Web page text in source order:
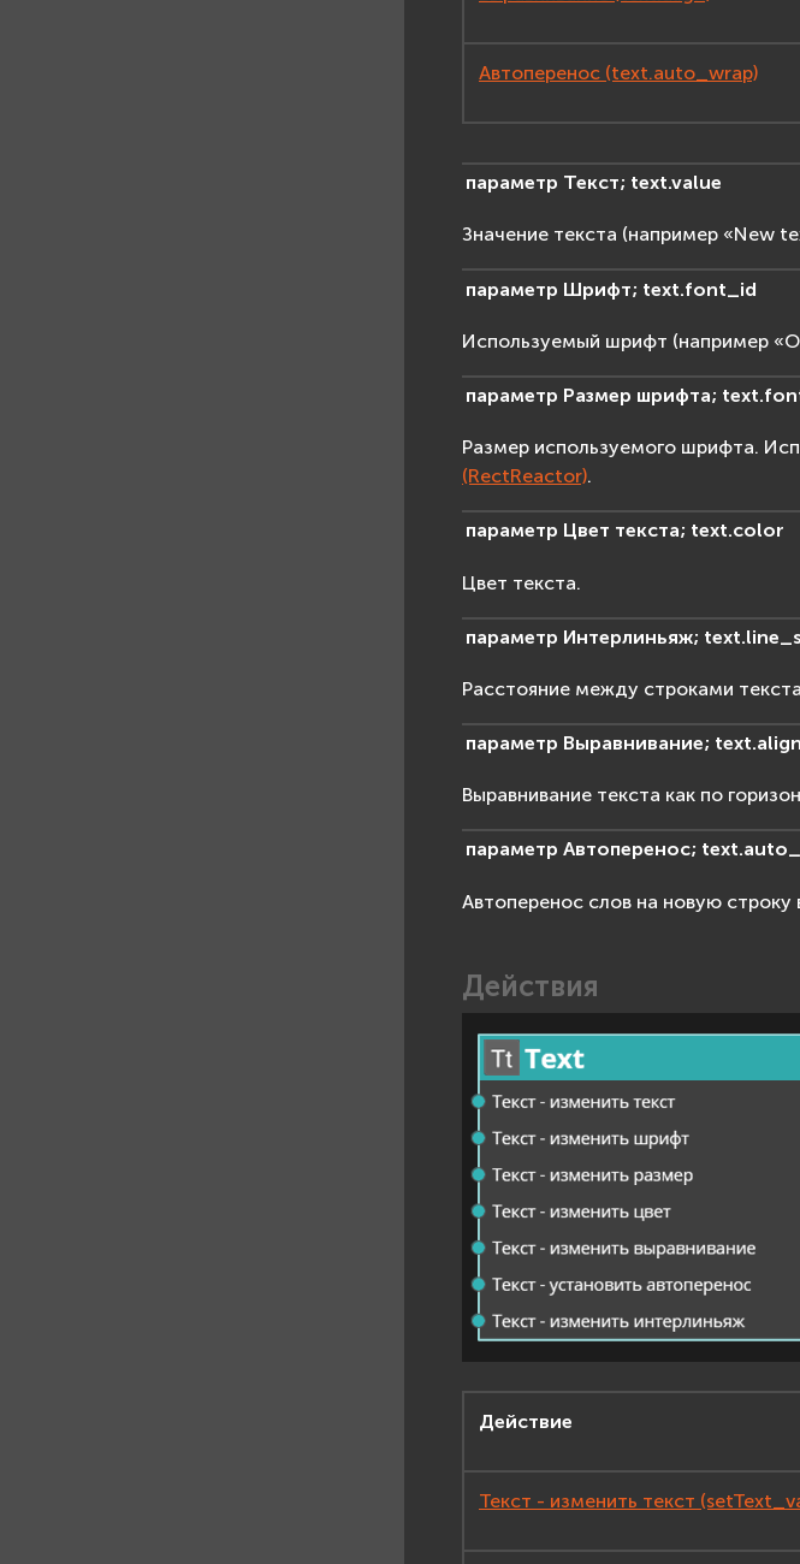
Автоперенос (text.auto_wrap)
параметр Текст; text.value
Значение текста (например «New
параметр Шрифт; text.font_id
Используемый шрифт (например
параметр Размер шрифта;
Размер используемого шрифта.
(RectReactor).
параметр Цвет текста; text.color
Цвет текста.
параметр Интерлиньяж;
Расстояние между строками
параметр Выравнивание; text.align
Выравнивание текста как по
параметр Автоперенос;
Автоперенос слов на новую
Действия
Действие
Текст - изменить текст